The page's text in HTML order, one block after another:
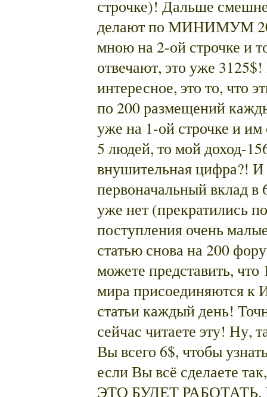
строчке)! Дальше
делают по МИНИМУМ
мною на 2-ой строчке и
отвечают, это уже
интересное, это то, что
по 200 размещений
уже на 1-ой строчке и им
5 людей, то мой доход-
внушительная цифра?! И
первоначальный вклад в
уже нет (прекратились
поступления очень
статью снова на 200
можете представить, что
мира присоединяются к
статьи каждый день!
сейчас читаете эту! Ну,
Вы всего 6$, чтобы
если Вы всё сделаете
ЭТО БУДЕТ